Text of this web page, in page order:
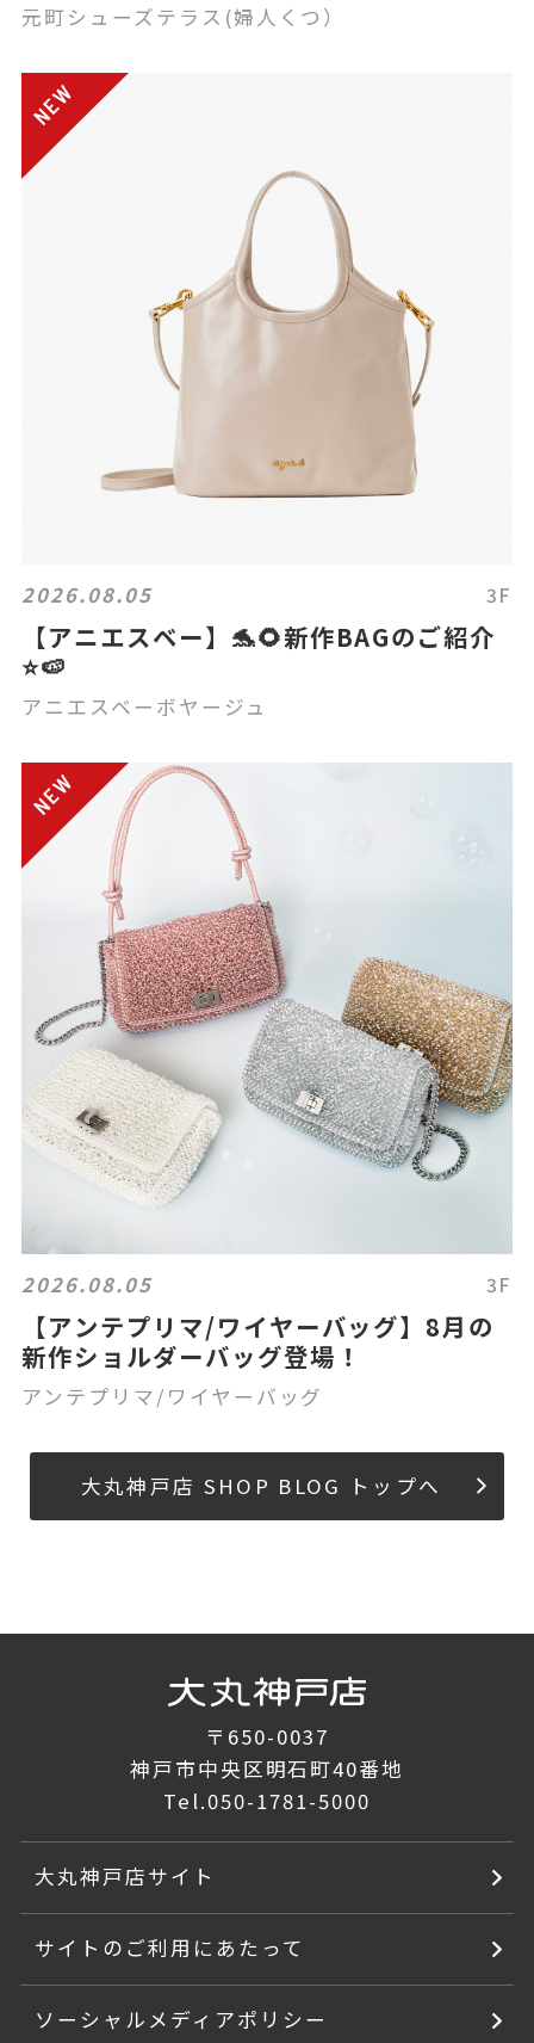
元町シューズテラス(婦人くつ）
2026.08.05 3F
【アニエスベー】🐬🌻新作BAGのご紹介
⭐️🍉
アニエスベーボヤージュ
2026.08.05 3F
【アンテプリマ/ワイヤーバッグ】8月の
新作ショルダーバッグ登場！
アンテプリマ/ワイヤーバッグ
大丸神戸店 SHOP BLOG トップへ
〒650-0037
神戸市中央区明石町40番地
Tel.050-1781-5000
大丸神戸店サイト
サイトのご利用にあたって
ソーシャルメディアポリシー